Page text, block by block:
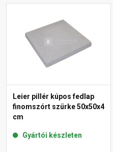
Leier pillér kúpos fedlap
finomszórt szürke 50x50x4
cm
Gyártói készleten